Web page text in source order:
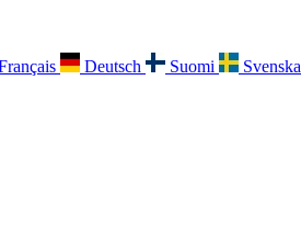
Deutsch Suomi Svenska